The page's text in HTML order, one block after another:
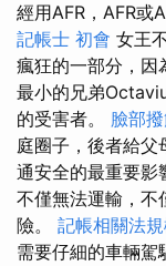
經用AFR，AFR或
記帳士 初會 女王
瘋狂的一部分，因
最小的兄弟
的受害者。 臉部
庭圈子，後者給父
通安全的最重要影
不僅無法運輸，不
險。 記帳相關法
需要仔細的車輛駕